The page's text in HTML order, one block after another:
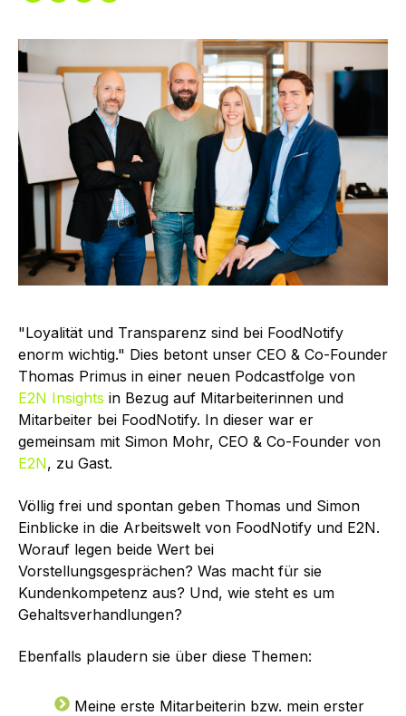
"Loyalität und Transparenz sind bei FoodNotify
enorm wichtig." Dies betont unser CEO & Co-Founder
Thomas Primus in einer neuen Podcastfolge von
E2N Insights in Bezug auf Mitarbeiterinnen und
Mitarbeiter bei FoodNotify. In dieser war er
gemeinsam mit Simon Mohr, CEO & Co-Founder von
E2N, zu Gast.
Völlig frei und spontan geben Thomas und Simon
Einblicke in die Arbeitswelt von FoodNotify und E2N.
Worauf legen beide Wert bei
Vorstellungsgesprächen? Was macht für sie
Kundenkompetenz aus? Und, wie steht es um
Gehaltsverhandlungen?
Ebenfalls plaudern sie über diese Themen:
Meine erste Mitarbeiterin bzw. mein erster